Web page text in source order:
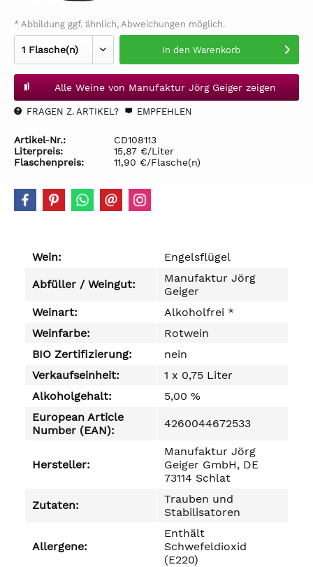
* Abbildung ggf. ähnlich, Abweichungen möglich.
In den Warenkorb
Alle Weine von Manufaktur Jörg Geiger zeigen
FRAGEN Z. ARTIKEL? EMPFEHLEN
Artikel-Nr.:
CD108113
Literpreis:
15,87 €/Liter
Flaschenpreis:
11,90 €/Flasche(n)
Wein: Engelsflügel
Abfüller / Weingut:
Manufaktur Jörg
Geiger
Weinart:
Alkoholfrei *
Weinfarbe:
Rotwein
BIO Zertifizierung:
nein
Verkaufseinheit:
1 x 0,75 Liter
Alkoholgehalt:
5,00 %
European Article
Number (EAN):
4260044672533
Hersteller:
Manufaktur Jörg
Geiger GmbH, DE
73114 Schlat
Zutaten:
Trauben und
Stabilisatoren
Allergene:
Enthält
Schwefeldioxid
(E220)